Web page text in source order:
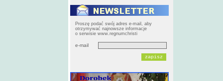
Proszę podać swój adres e-mail, aby
otrzymywać najnowsze informacje
o serwisie www.regnumchristi
e-mail